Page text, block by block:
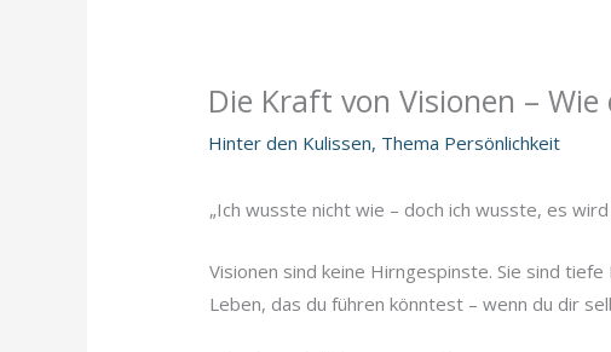
Die Kraft von Visionen –
Hinter den Kulissen, Thema Persönlichkeit
„Ich wusste nicht wie – doch ich wusste, es
Visionen sind keine Hirngespinste. Sie sind
Leben, das du führen könntest – wenn du dir